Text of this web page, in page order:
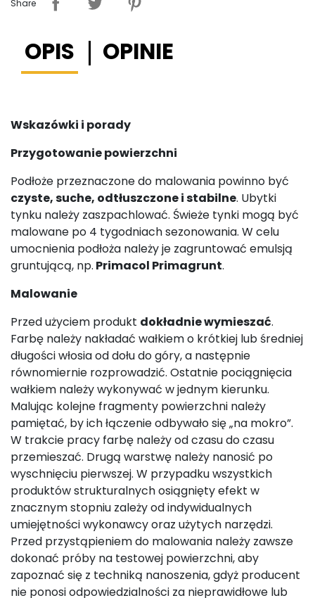
Share
OPIS OPINIE
Wskazówki i porady
Przygotowanie powierzchni
Podłoże przeznaczone do malowania powinno być
czyste, suche, odtłuszczone i stabilne. Ubytki
tynku należy zaszpachlować. Świeże tynki mogą być
malowane po 4 tygodniach sezonowania. W celu
umocnienia podłoża należy je zagruntować emulsją
gruntującą, np. Primacol Primagrunt.
Malowanie
Przed użyciem produkt dokładnie wymieszać.
Farbę należy nakładać wałkiem o krótkiej lub średniej
długości włosia od dołu do góry, a następnie
równomiernie rozprowadzić. Ostatnie pociągnięcia
wałkiem należy wykonywać w jednym kierunku.
Malując kolejne fragmenty powierzchni należy
pamiętać, by ich łączenie odbywało się „na mokro”.
W trakcie pracy farbę należy od czasu do czasu
przemieszać. Drugą warstwę należy nanosić po
wyschnięciu pierwszej. W przypadku wszystkich
produktów strukturalnych osiągnięty efekt w
znacznym stopniu zależy od indywidualnych
umiejętności wykonawcy oraz użytych narzędzi.
Przed przystąpieniem do malowania należy zawsze
dokonać próby na testowej powierzchni, aby
zapoznać się z techniką nanoszenia, gdyż producent
nie ponosi odpowiedzialności za nieprawidłowe lub